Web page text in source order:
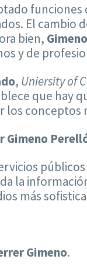
El cambio
bien, Gimeno
y de
, Uniersity of
que hay
Gimeno
la
más
Gimeno.